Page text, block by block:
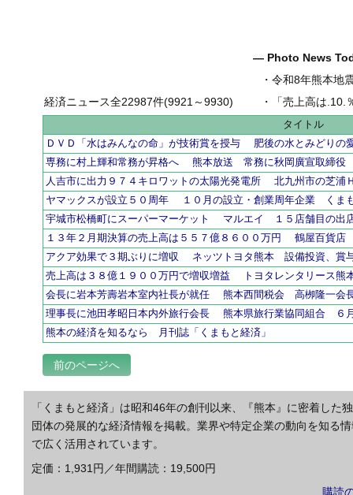
― Photo News
・令和8年熊本地
・
「売上高は.10.％増の
経済ニュース全22987件(9921～9930)
タイトル
ＤＶＤ「水はみんなの命」が技術賞を授与 肥後の水とみどり
専務に村上輝和常務が昇格へ 熊本放送 常務に秋岡廣宣取締役
人吉市に出力９７４キロワットの太陽光発電所 北九州市の芝
ヤマックスが設立５０周年 １０月の設立・創業周年企業 くま
宇城市松橋町にスーパーマーケット マルエイ １５店舗目の出
１３年２月期決算の売上高は５５７億８６００万円 鶴屋百貨
アクア効果で３期ぶりに増収 ネッツトヨタ熊本 設備投資、賞
売上高は３８億１９００万円で増収増益 トヨタレンタリース
会長に岩本芳壽岩本室内社長が就任 熊本西間税会 高栁隆一会
理事長に池田孝昭日本内外旅行会長 熊本県旅行業協同組合 ６
熊本の経済を知るなら 月刊誌「くまもと経済」
前のページへ
「くまもと経済」は昭和46年の創刊以来、『熊本』に密着し
団体の発展的な経済情報を掲載。業界や特定企業の動向を知る
で広く活用されています。
定価：1,931円／年間購読：19,500円
購読